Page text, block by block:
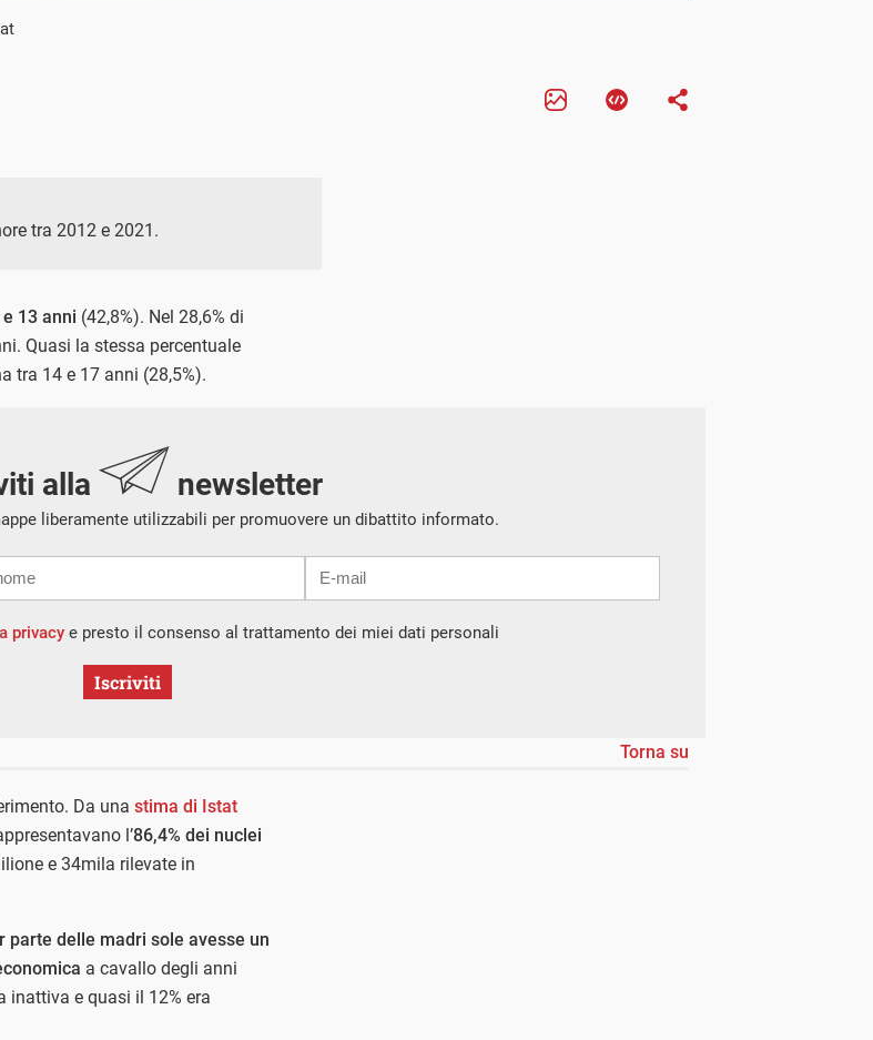
tra 2012 e 2021.
13 anni (42,8%). Nel 28,6% di
Quasi la stessa percentuale
tra 14 e 17 anni (28,5%).
alla newsletter
liberamente utilizzabili per promuovere un dibattito informato.
privacye presto il consenso al trattamento dei miei dati personali
Iscriviti
Torna su
Da una stima di Istat
l’86,4% dei nuclei
e 34mila rilevate in
parte delle madri sole avesse un
a cavallo degli anni
inattiva e quasi il 12% era